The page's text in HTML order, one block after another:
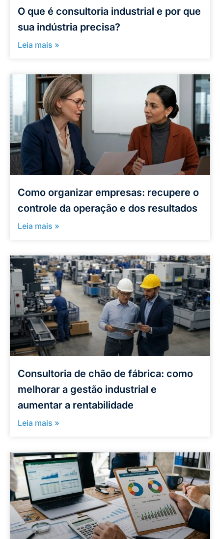
O que é consultoria industrial e por que
sua indústria precisa?
Leia mais »
Como organizar empresas: recupere o
controle da operação e dos resultados
Leia mais »
Consultoria de chão de fábrica: como
melhorar a gestão industrial e
aumentar a rentabilidade
Leia mais »